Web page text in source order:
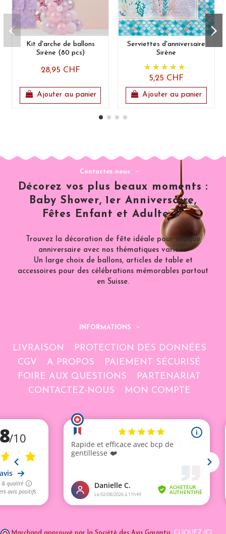
Kit d'arche de ballons
Sirène (80 pcs)
28,95 CHF
Ajouter au panier
Serviettes d'anniversaire
Sirène
5,25 CHF
Ajouter au panier
Contactez-nous
Décorez vos plus beaux moments :
Baby Shower, 1er Anniversaire,
Fêtes Enfant et Adulte 🎈
Trouvez la décoration de fête idéale pour chaque
anniversaire avec nos thématiques variées.
Un large choix de ballons, articles de table et
accessoires pour des célébrations mémorables partout
en Suisse.
INFORMATIONS
LIVRAISON
PROTECTION DES DONNÉES
CGV
A PROPOS
PAIEMENT SÉCURISÉ
FOIRE AUX QUESTIONS
PARTENARIAT
CONTACTEZ-NOUS
MON COMPTE